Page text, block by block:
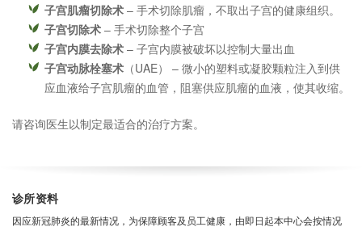
子宫肌瘤切除术 – 手术切除肌瘤，不取出子宫的健康组织。
子宫切除术 – 手术切除整个子宫
子宫内膜去除术 – 子宫内膜被破坏以控制大量出血
子宫动脉栓塞术 （UAE） – 微小的塑料或凝胶颗粒注入到供
应血液给子宫肌瘤的血管，阻塞供应肌瘤的血液，使其收缩。
请咨询医生以制定最适合的治疗方案。
诊所资料
因应新冠肺炎的最新情况，为保障顾客及员工健康，由即日起本中心会按情况